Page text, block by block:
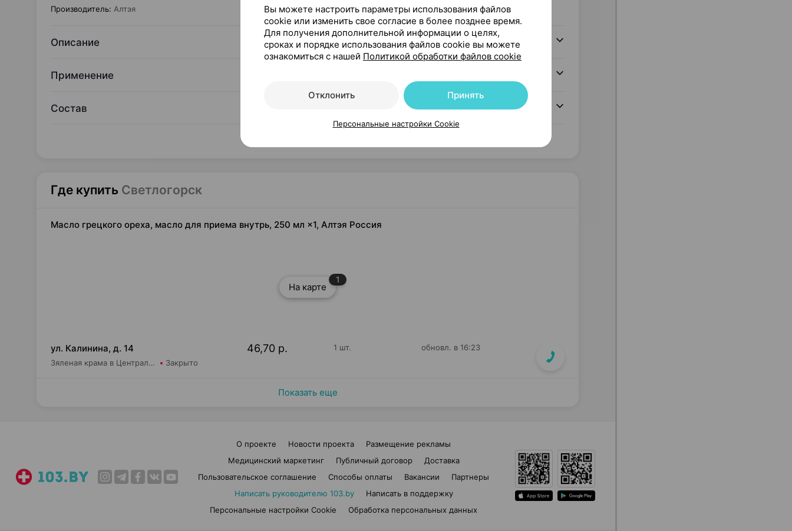
Производитель: Алтэя
Описание
Применение
Состав
Где купить Светлогорск
Масло грецкого ореха, масло для приема внутрь, 250 мл ×1, Алтэя Россия
На карте
1
ул. Калинина, д. 14
Зяленая крама в Центральной районной поликлинике г.Светлогорска Закрыто
46,70 р. 1 шт. обновл. в 16:23
Показать еще
О проекте Новости проекта
Размещение рекламы
Медицинский маркетинг
Публичный договор
Доставка
Пользовательское соглашение
Способы оплаты Вакансии
Партнеры
Написать руководителю 103.by
Написать в поддержку
Персональные настройки Cookie
Обработка персональных данных
Вы можете настроить параметры использования файлов
cookie или изменить свое согласие в более позднее время.
Для получения дополнительной информации о целях,
сроках и порядке использования файлов cookie вы можете
ознакомиться с нашей Политикой обработки файлов cookie
Отклонить Принять
Персональные настройки Cookie